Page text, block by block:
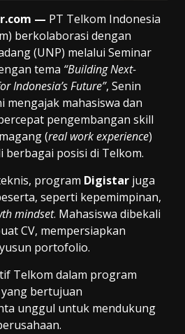
— PT Telkom Indonesia
berkolaborasi dengan
(UNP) melalui Seminar
tema “Building Next-
Indonesia’s Future”, Senin
mengajak mahasiswa dan
pengembangan skill
(real work experience)
berbagai posisi di Telkom.
program Digistar juga
seperti kepemimpinan,
mindset. Mahasiswa dibekali
CV, mempersiapkan
portofolio.
Telkom dalam program
yang bertujuan
unggul untuk mendukung